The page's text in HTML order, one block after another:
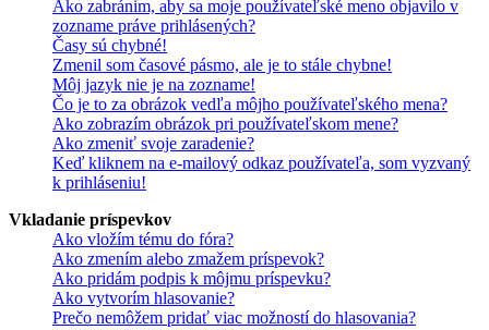
Ako zabránim, aby sa moje používateľské meno objavilo v
zozname práve prihlásených?
Časy sú chybné!
Zmenil som časové pásmo, ale je to stále chybne!
Môj jazyk nie je na zozname!
Čo je to za obrázok vedľa môjho používateľského mena?
Ako zobrazím obrázok pri používateľskom mene?
Ako zmeniť svoje zaradenie?
Keď kliknem na e-mailový odkaz používateľa, som vyzvaný
k prihláseniu!
Vkladanie príspevkov
Ako vložím tému do fóra?
Ako zmením alebo zmažem príspevok?
Ako pridám podpis k môjmu príspevku?
Ako vytvorím hlasovanie?
Prečo nemôžem pridať viac možností do hlasovania?